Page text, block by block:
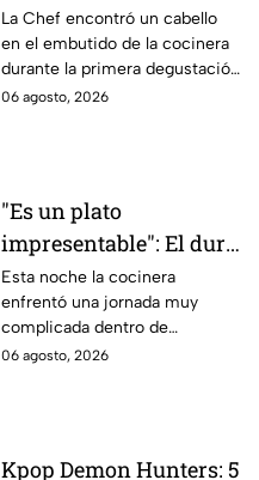
en evidencia a Carmen
en la gala de mandiles
negros de MasterChef
24/7
La Chef encontró un cabello
en el embutido de la cocinera
durante la primera degustación
de la noche
06 agosto, 2026
"Es un plato
impresentable": El duro
regaño que hizo llorar a
Michelle dentro de
MasterChef 24/7
Esta noche la cocinera
enfrentó una jornada muy
complicada dentro de
MasterChef 24/7.
06 agosto, 2026
Kpop Demon Hunters: 5